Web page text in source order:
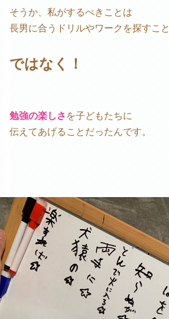
そうか、私がするべきことは
長男に合うドリルやワークを探すこと
ではなく！
勉強の楽しさ を子どもたちに
伝えてあげることだったんです。